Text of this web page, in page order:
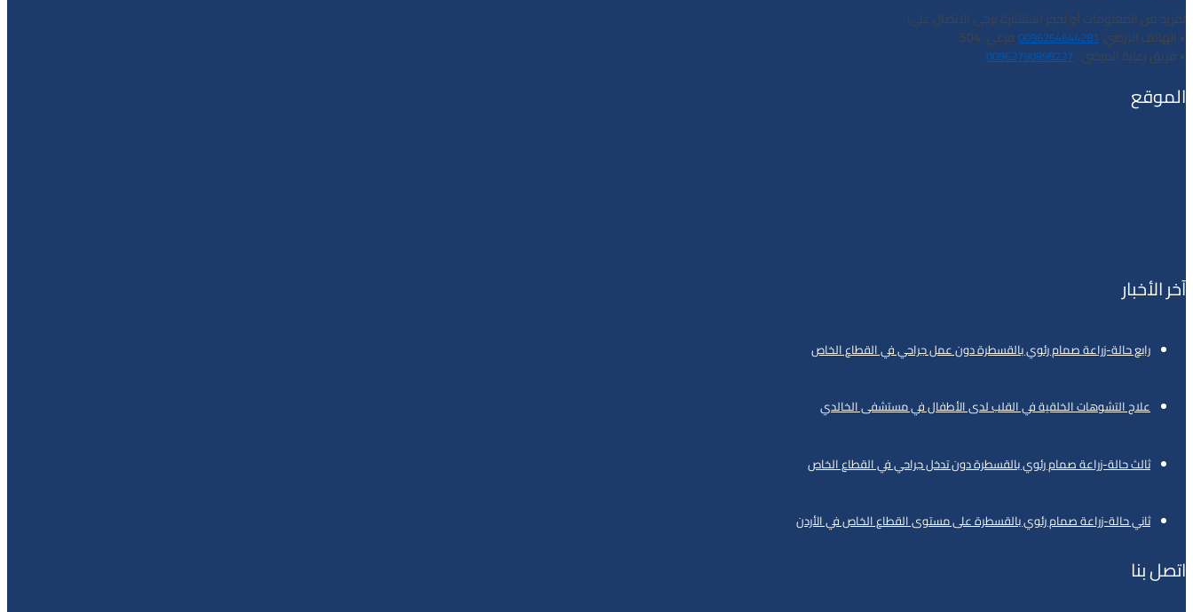
لمزيد من المعلومات أو لحجز استشارة يرجى الاتصال على:
• الهاتف الارضي: 0096264644281 فرعي. 504
• فريق رعاية المرضى :00962790998227
الموقع
آخر الأخبار
رابع حالة-زراعة صمام رئوي بالقسطرة دون عمل جراحي في القطاع الخاص
علاج التشوهات الخلقية في القلب لدى الأطفال في مستشفى الخالدي
ثالث حالة-زراعة صمام رئوي بالقسطرة دون تدخل جراحي في القطاع الخاص
ثاني حالة-زراعة صمام رئوي بالقسطرة على مستوى القطاع الخاص في الأردن
اتصل بنا